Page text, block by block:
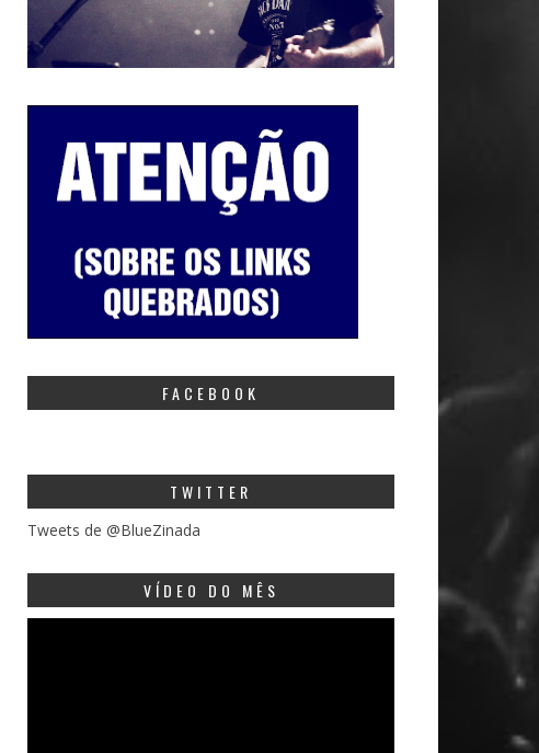
FACEBOOK
TWITTER
Tweets de @BlueZinada
VÍDEO DO MÊS